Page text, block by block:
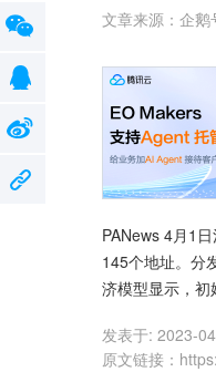
文章来源： 企鹅
PANews 4月1
145个地址。分
济模型显示，初
发表于: 2023-
原文链接 ：